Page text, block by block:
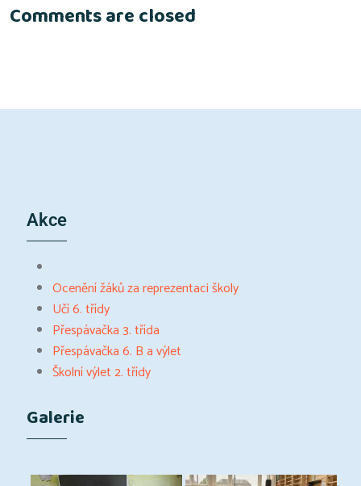
Comments are closed
Akce
Ocenění žáků za reprezentaci školy
Učí 6. třídy
Přespávačka 3. třída
Přespávačka 6. B a výlet
Školní výlet 2. třídy
Galerie